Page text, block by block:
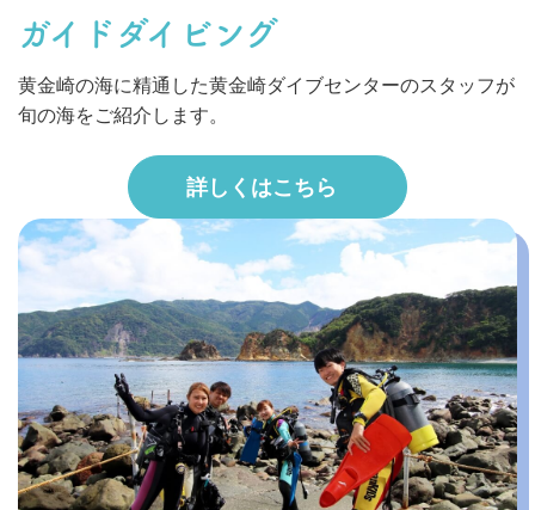
ガイドダイビング
黄金崎の海に精通した黄金崎ダイブセンターのスタッフが
旬の海をご紹介します。
詳しくはこちら